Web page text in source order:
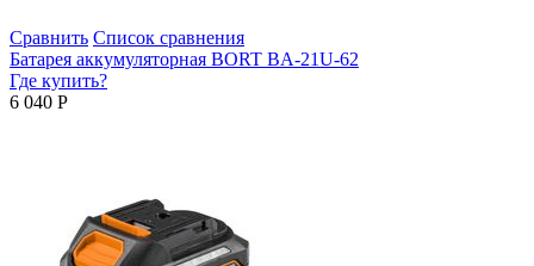
Сравнить Список сравнения
Батарея аккумуляторная BORT BA-21U-62
Где купить?
6 040 Р